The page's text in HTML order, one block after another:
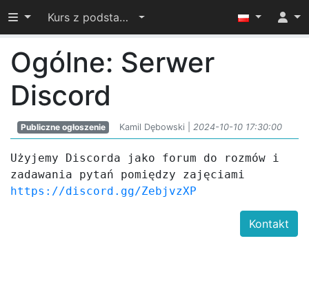
Przełącz widoczność menu
Kurs z podstaw algorytmiki MAP
Ogólne: Serwer
Discord
Publiczne ogłoszenie Kamil Dębowski | 2024-10-10 17:30:00
Użyjemy Discorda jako forum do rozmów i
https://discord.gg/ZebjvzXP
Kontakt